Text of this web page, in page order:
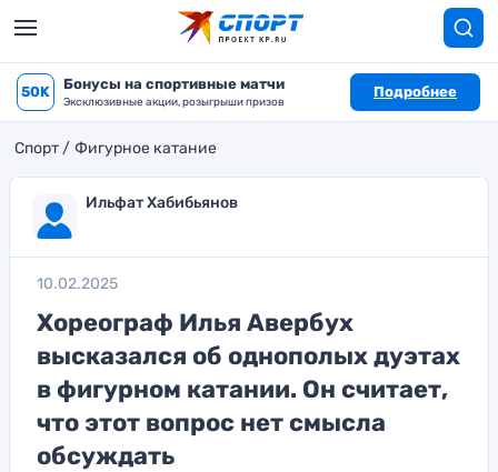
50K Бонусы на спортивные матчи
Эксклюзивные акции, розыгрыши призов
Подробнее
Спорт Фигурное катание
Ильфат Хабибьянов
10.02.2025
Хореограф Илья Авербух
высказался об однополых дуэтах
в фигурном катании. Он считает,
что этот вопрос нет смысла
обсуждать